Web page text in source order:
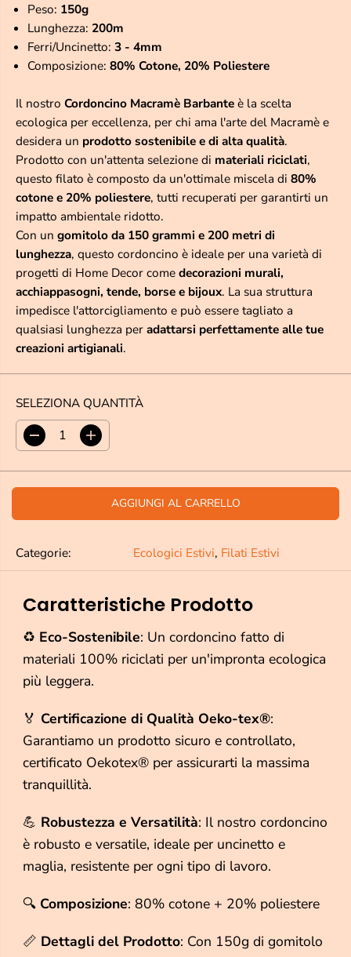
O
L
A
R
E
Peso: 150g
Lunghezza: 200m
Ferri/Uncinetto:3 - 4mm
Composizione:80% Cotone, 20% Poliestere
Il nostro Cordoncino Macramè Barbanteè la scelta
ecologica per eccellenza, per chi ama l'arte del Macramè e
desidera un prodotto sostenibile e di alta qualità.
Prodotto con un'attenta selezione di materiali riciclati,
questo filato è composto da un'ottimale miscela di 80%
cotone e 20% poliestere, tutti recuperati per garantirti un
impatto ambientale ridotto.
Con un gomitolo da 150 grammi e 200 metri di
lunghezza, questo cordoncino è ideale per una varietà di
progetti di Home Decor comedecorazioni murali,
acchiappasogni, tende, borse e bijoux. La sua struttura
impedisce l'attorcigliamento e può essere tagliato a
qualsiasi lunghezza peradattarsi perfettamente alle tue
creazioni artigianali.
SELEZIONA QUANTITÀ
D
i
m
i
e
l
q
u
n
t
i
t
p
r
a
c
r
m
B
a
a
t
A
u
m
e
l
u
n
t
i
t
e
r
a
m
B
a
a
t
e
AGGIUNGI AL CARRELLO
Categorie: Ecologici Estivi, Filati Estivi
Caratteristiche Prodotto
♻️ Eco-Sostenibile: Un cordoncino fatto di
materiali 100% riciclati per un'impronta ecologica
più leggera.
🏅 Certificazione di Qualità Oeko-tex®:
Garantiamo un prodotto sicuro e controllato,
certificato Oekotex® per assicurarti la massima
tranquillità.
💪 Robustezza e Versatilità: Il nostro cordoncino
è robusto e versatile, ideale per uncinetto e
maglia, resistente per ogni tipo di lavoro.
🔍 Composizione: 80% cotone + 20% poliestere
📏 Dettagli del Prodotto: Con 150g di gomitolo